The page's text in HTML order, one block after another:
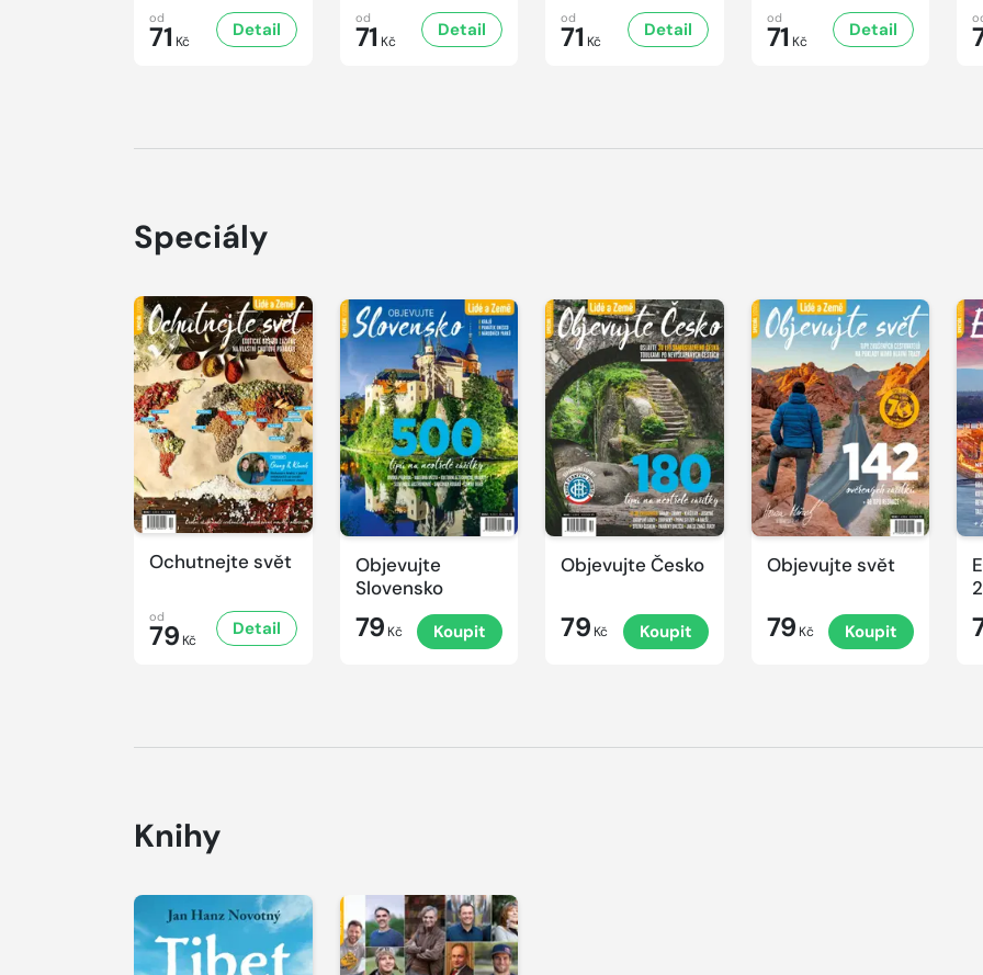
od
71 Kč
Detail
od
71 Kč
Detail
od
71 Kč
Detail
od
71 Kč
Detail
Speciály
Ochutnejte svět
od
79 Kč
Detail
Objevujte
Slovensko
79 Kč Koupit
Objevujte Česko
79 Kč Koupit
Objevujte svět
79 Kč Koupit
2
Knihy